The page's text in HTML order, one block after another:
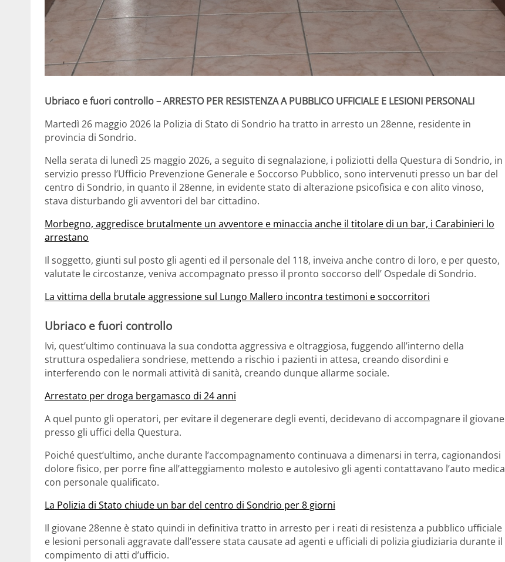
Ubriaco e fuori controllo – ARRESTO PER RESISTENZA A PUBBLICO UFFICIALE E LESIONI PERSONALI
Martedì 26 maggio 2026 la Polizia di Stato di Sondrio ha tratto in arresto un 28enne, residente in
provincia di Sondrio.
Nella serata di lunedì 25 maggio 2026, a seguito di segnalazione, i poliziotti della Questura di Sondrio, in
servizio presso l’Ufficio Prevenzione Generale e Soccorso Pubblico, sono intervenuti presso un bar del
centro di Sondrio, in quanto il 28enne, in evidente stato di alterazione psicofisica e con alito vinoso,
stava disturbando gli avventori del bar cittadino.
Morbegno, aggredisce brutalmente un avventore e minaccia anche il titolare di un bar, i Carabinieri lo
arrestano
Il soggetto, giunti sul posto gli agenti ed il personale del 118, inveiva anche contro di loro, e per questo,
valutate le circostanze, veniva accompagnato presso il pronto soccorso dell’ Ospedale di Sondrio.
La vittima della brutale aggressione sul Lungo Mallero incontra testimoni e soccorritori
Ubriaco e fuori controllo
Ivi, quest’ultimo continuava la sua condotta aggressiva e oltraggiosa, fuggendo all’interno della
struttura ospedaliera sondriese, mettendo a rischio i pazienti in attesa, creando disordini e
interferendo con le normali attività di sanità, creando dunque allarme sociale.
Arrestato per droga bergamasco di 24 anni
A quel punto gli operatori, per evitare il degenerare degli eventi, decidevano di accompagnare il giovane
presso gli uffici della Questura.
Poiché quest’ultimo, anche durante l’accompagnamento continuava a dimenarsi in terra, cagionandosi
dolore fisico, per porre fine all’atteggiamento molesto e autolesivo gli agenti contattavano l’auto medica
con personale qualificato.
La Polizia di Stato chiude un bar del centro di Sondrio per 8 giorni
Il giovane 28enne è stato quindi in definitiva tratto in arresto per i reati di resistenza a pubblico ufficiale
e lesioni personali aggravate dall’essere stata causate ad agenti e ufficiali di polizia giudiziaria durante il
compimento di atti d’ufficio.